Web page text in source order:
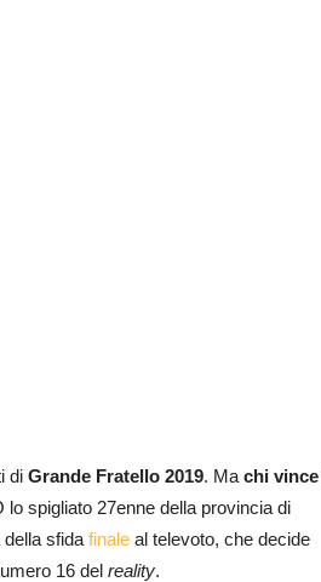
di Grande Fratello 2019. Ma chi vince
lo spigliato 27enne della provincia di
sfida finale al televoto, che decide
16 del reality.